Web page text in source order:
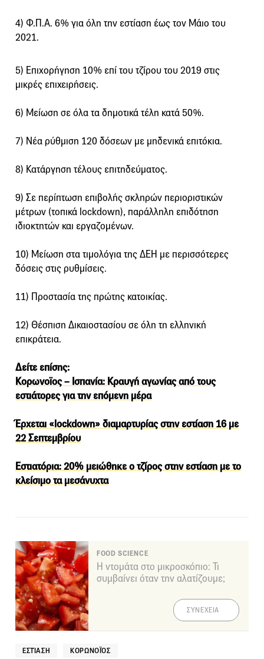
4) Φ.Π.Α. 6% για όλη την εστίαση έως τον Μάιο του
2021.
5) Επιχορήγηση 10% επί του τζίρου του 2019 στις
μικρές επιχειρήσεις.
6) Μείωση σε όλα τα δημοτικά τέλη κατά 50%.
7) Νέα ρύθμιση 120 δόσεων με μηδενικά επιτόκια.
8) Κατάργηση τέλους επιτηδεύματος.
9) Σε περίπτωση επιβολής σκληρών περιοριστικών
μέτρων (τοπικά lockdown), παράλληλη επιδότηση
ιδιοκτητών και εργαζομένων.
10) Μείωση στα τιμολόγια της ΔΕΗ με περισσότερες
δόσεις στις ρυθμίσεις.
11) Προστασία της πρώτης κατοικίας.
12) Θέσπιση Δικαιοστασίου σε όλη τη ελληνική
επικράτεια.
Δείτε επίσης:
Κορωνοϊος – Ισπανία: Κραυγή αγωνίας από τους
εστιάτορες για την επόμενη μέρα
Έρχεται «lockdown» διαμαρτυρίας στην εστίαση 16 με
22 Σεπτεμβρίου
Εστιατόρια: 20% μειώθηκε ο τζίρος στην εστίαση με το
κλείσιμο τα μεσάνυχτα
FOOD SCIENCE
Η ντομάτα στο μικροσκόπιο: Τι
συμβαίνει όταν την αλατίζουμε;
ΣΥΝΕΧΕΙΑ
ΕΣΤΊΑΣΗ ΚΟΡΩΝΟΪΌΣ